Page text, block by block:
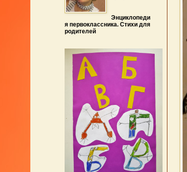
Энциклопеди
я первоклассника. Стихи для
родителей